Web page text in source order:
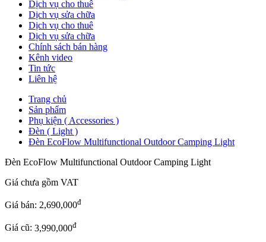
Dịch vụ cho thuê
Dịch vụ sửa chữa
Dịch vụ cho thuê
Dịch vụ sửa chữa
Chính sách bán hàng
Kênh video
Tin tức
Liên hệ
Trang chủ
Sản phẩm
Phụ kiện ( Accessories )
Đèn ( Light )
Đèn EcoFlow Multifunctional Outdoor Camping Light
Đèn EcoFlow Multifunctional Outdoor Camping Light
Giá chưa gồm VAT
Giá bán: 2,690,000đ
Giá cũ: 3,990,000đ